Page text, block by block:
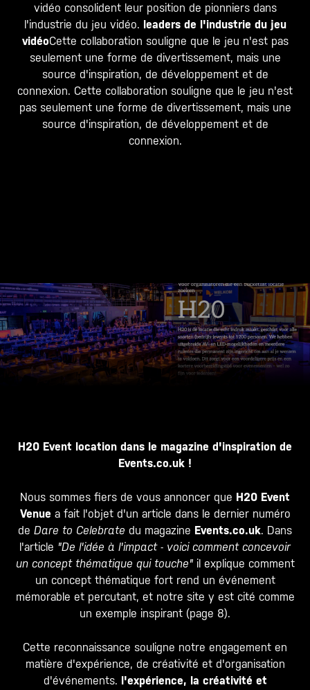
vidéo consolident leur position de pionniers dans
l'industrie du jeu vidéo. leaders de l'industrie du jeu
vidéoCette collaboration souligne que le jeu n'est pas
seulement une forme de divertissement, mais une
source d'inspiration, de développement et de
connexion. Cette collaboration souligne que le jeu n'est
pas seulement une forme de divertissement, mais une
source d'inspiration, de développement et de
connexion.
H20 Event location dans le magazine d'inspiration de
Events.co.uk !
Nous sommes fiers de vous annoncer que H20 Event
Venue a fait l'objet d'un article dans le dernier numéro
de Dare to Celebrate du magazine Events.co.uk. Dans
l'article "De l'idée à l'impact - voici comment concevoir
un concept thématique qui touche"il explique comment
un concept thématique fort rend un événement
mémorable et percutant, et notre site y est cité comme
un exemple inspirant (page 8).
Cette reconnaissance souligne notre engagement en
matière d'expérience, de créativité et d'organisation
d'événements. l'expérience, la créativité et